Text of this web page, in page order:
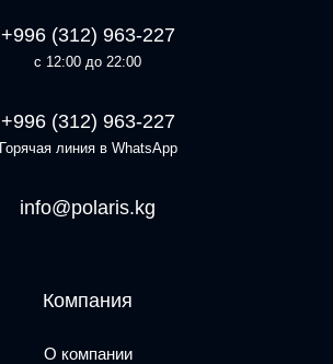
+996 (312) 963-227
с 12:00 до 22:00
+996 (312) 963-227
Горячая линия в WhatsApp
info@polaris.kg
Компания
О компании